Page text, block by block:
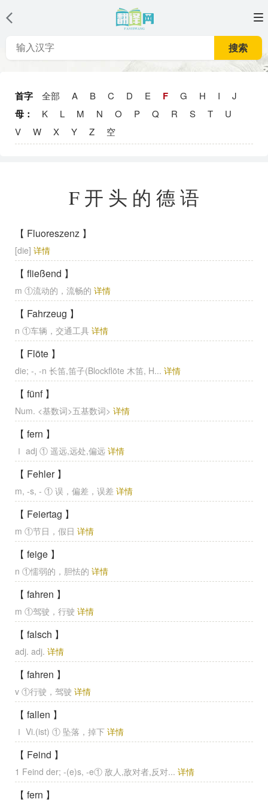
搜索
首字
母：
全部 A B C D E F G H I
J
K
L M N O P Q R S T
U
V
W X Y Z 空
F开头的德语
【 Fluoreszenz 】
[die] 详情
【 fließend 】
m ①流动的，流畅的 详情
【 Fahrzeug 】
n ①车辆，交通工具 详情
【 Flöte 】
die; -, -n 长笛,笛子(Blockflöte 木笛, H... 详情
【 fünf 】
Num. <基数词>五基数词> 详情
【 fern 】
Ⅰ adj ① 遥远,远处,偏远 详情
【 Fehler 】
m, -s, - ① 误，偏差，误差 详情
【 Feiertag 】
m ①节日，假日 详情
【 feige 】
n ①懦弱的，胆怯的 详情
【 fahren 】
m ①驾驶，行驶 详情
【 falsch 】
adj. adj. 详情
【 fahren 】
v ①行驶，驾驶 详情
【 fallen 】
Ⅰ Vi.(ist) ① 坠落，掉下 详情
【 Feind 】
1 Feind der; -(e)s, -e① 敌人,敌对者,反对... 详情
【 fern 】